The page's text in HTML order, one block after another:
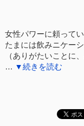
女性パワーに頼って
たまには飲みニケー
（ありがたいことに
… ▼続きを読む